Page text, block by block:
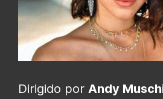
Dirigido por Andy